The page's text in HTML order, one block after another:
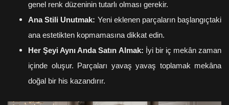
genel renk düzeninin tutarlı olması gerekir.
Ana Stili Unutmak: Yeni eklenen parçaların başlangıçtaki
ana estetikten kopmamasına dikkat edin.
Her Şeyi Aynı Anda Satın Almak: İyi bir iç mekân zaman
içinde oluşur. Parçaları yavaş yavaş toplamak mekâna
doğal bir his kazandırır.